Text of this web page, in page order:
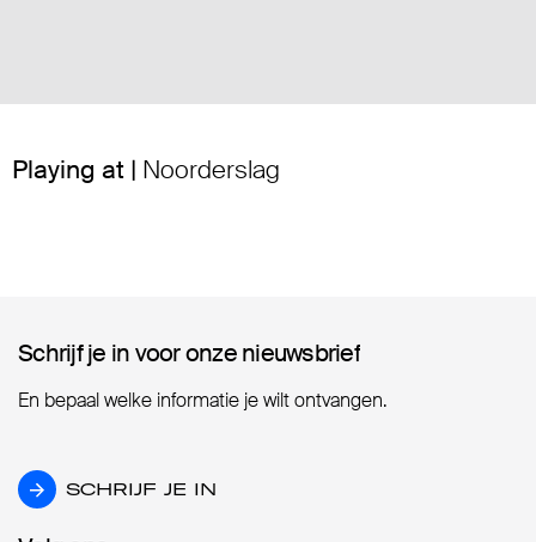
Playing at | Noorderslag
Schrijf je in voor onze nieuwsbrief
Schrijf je in voor onze nieuwsbrief
En bepaal welke informatie je wilt ontvangen.
SCHRIJF JE IN
SCHRIJF JE IN